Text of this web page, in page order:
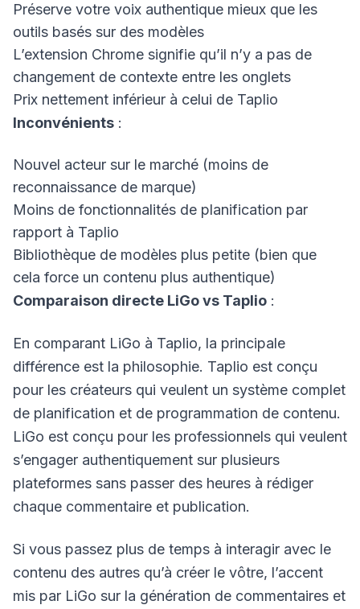
Préserve votre voix authentique mieux que les
outils basés sur des modèles
L’extension Chrome signifie qu’il n’y a pas de
changement de contexte entre les onglets
Prix nettement inférieur à celui de Taplio
Inconvénients :
Nouvel acteur sur le marché (moins de
reconnaissance de marque)
Moins de fonctionnalités de planification par
rapport à Taplio
Bibliothèque de modèles plus petite (bien que
cela force un contenu plus authentique)
Comparaison directe LiGo vs Taplio :
En comparant LiGo à Taplio, la principale
différence est la philosophie. Taplio est conçu
pour les créateurs qui veulent un système complet
de planification et de programmation de contenu.
LiGo est conçu pour les professionnels qui veulent
s’engager authentiquement sur plusieurs
plateformes sans passer des heures à rédiger
chaque commentaire et publication.
Si vous passez plus de temps à interagir avec le
contenu des autres qu’à créer le vôtre, l’accent
mis par LiGo sur la génération de commentaires et